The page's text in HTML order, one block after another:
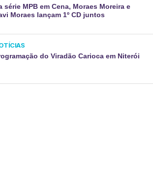
série MPB em Cena, Moraes Moreira e
Moraes lançam 1º CD juntos
do Viradão Carioca em Niterói